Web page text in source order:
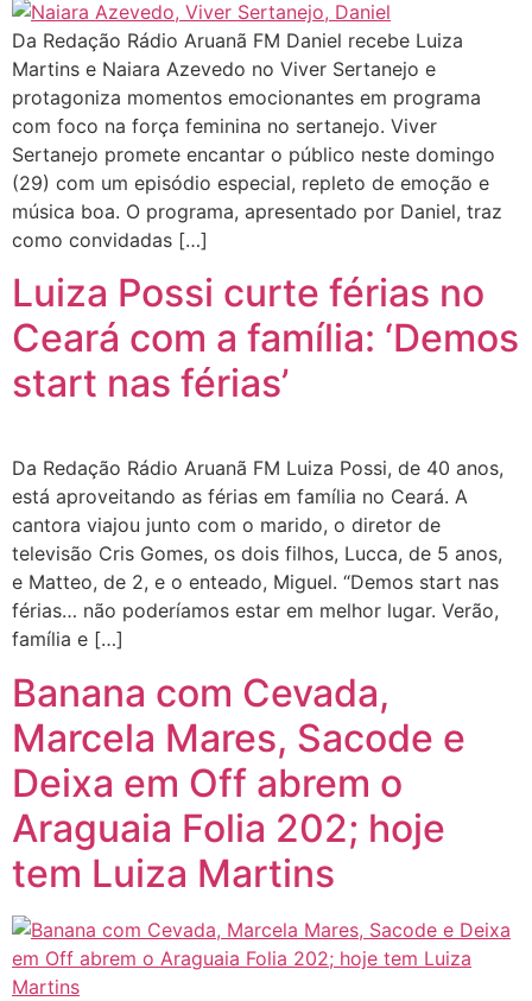
Da Redação Rádio Aruanã FM Daniel recebe Luiza
Martins e Naiara Azevedo no Viver Sertanejo e
protagoniza momentos emocionantes em programa
com foco na força feminina no sertanejo. Viver
Sertanejo promete encantar o público neste domingo
(29) com um episódio especial, repleto de emoção e
música boa. O programa, apresentado por Daniel, traz
como convidadas […]
Luiza Possi curte férias no
Ceará com a família: ‘Demos
start nas férias’
Da Redação Rádio Aruanã FM Luiza Possi, de 40 anos,
está aproveitando as férias em família no Ceará. A
cantora viajou junto com o marido, o diretor de
televisão Cris Gomes, os dois filhos, Lucca, de 5 anos,
e Matteo, de 2, e o enteado, Miguel. “Demos start nas
férias… não poderíamos estar em melhor lugar. Verão,
família e […]
Banana com Cevada,
Marcela Mares, Sacode e
Deixa em Off abrem o
Araguaia Folia 202; hoje
tem Luiza Martins